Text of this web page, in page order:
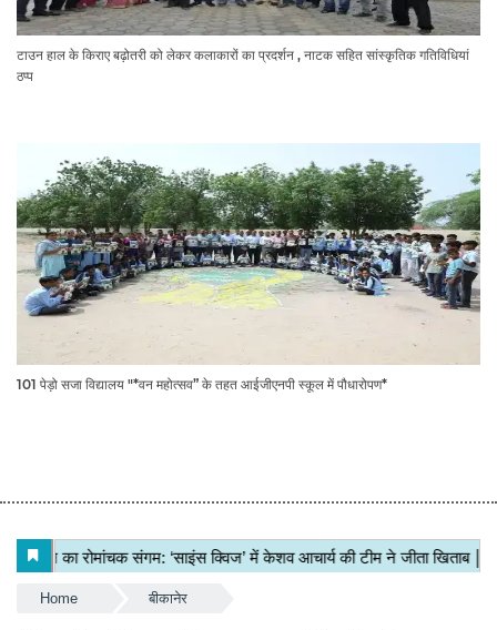
टाउन हाल के किराए बढ़ोतरी को लेकर कलाकारों का प्रदर्शन , नाटक सहित सांस्कृतिक गतिविधियां
ठप्प
101 पेड़ो सजा विद्यालय "*वन महोत्सव” के तहत आईजीएनपी स्कूल में पौधारोपण*
Home बीकानेर